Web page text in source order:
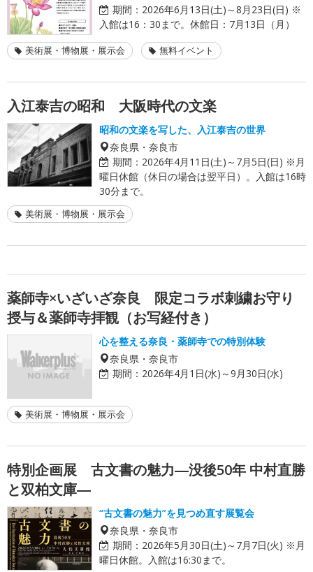
期間： 2026年6月13日(土)～8月23日(日) ※
入館は16：30まで。休館日：7月13日（月）
美術展・博物展・展示会 無料イベント
入江泰吉の昭和 大阪時代の文楽
昭和の文楽を写した、入江泰吉の世界
奈良県・奈良市
期間： 2026年4月11日(土)～7月5日(日) ※月
曜日休館（休日の場合は翌平日）。入館は16時
30分まで。
美術展・博物展・展示会
薬師寺×いざいざ奈良 限定コラボ刺繍お守り
授与＆薬師寺拝観（お写経付き）
心を整える奈良・薬師寺での特別体験
奈良県・奈良市
期間： 2026年4月1日(水)～9月30日(水)
美術展・博物展・展示会
特別企画展 古文書の魅力―没後50年 中村直勝
と双柏文庫―
“古文書の魅力”を見つめ直す展覧会
奈良県・奈良市
期間： 2026年5月30日(土)～7月7日(火) ※月
曜日休館。入館は16:30まで。